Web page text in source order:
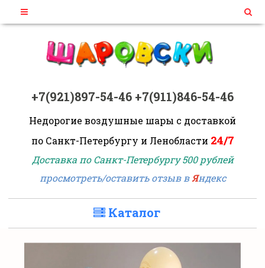
+7(921)897-54-46 +7(911)846-54-46
Недорогие воздушные шары с доставкой
по Санкт-Петербургу и Ленобласти 24/7
Доставка по Санкт-Петербургу 500 рублей
просмотреть/оставить отзыв вЯндекс
Каталог